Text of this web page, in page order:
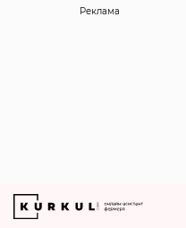
Реклама